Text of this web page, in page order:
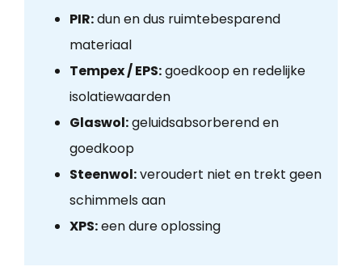
PIR:dun en dus ruimtebesparend
materiaal
Tempex / EPS:goedkoop en redelijke
isolatiewaarden
Glaswol:geluidsabsorberend en
goedkoop
Steenwol:veroudert niet en trekt geen
schimmels aan
XPS:een dure oplossing